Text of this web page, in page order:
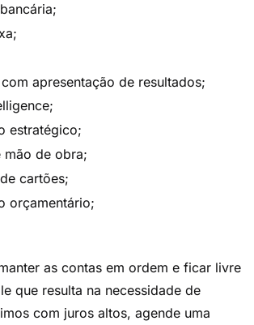
apresentação de resultados;
estratégico;
mão de obra;
cartões;
orçamentário;
as contas em ordem e ficar livre
que resulta na necessidade de
com juros altos, agende uma